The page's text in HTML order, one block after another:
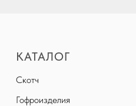
КАТАЛОГ
Скотч
Гофроизделия